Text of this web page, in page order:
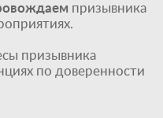
призывника
призывника
по доверенности